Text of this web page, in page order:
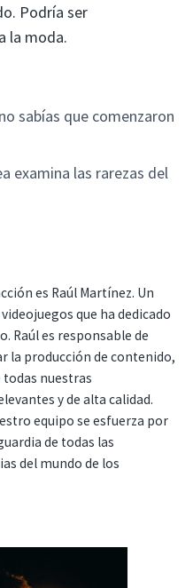
Podría ser
la moda.
sabías que comenzaron
examina las rarezas del
es Raúl Martínez. Un
que ha dedicado
Raúl es responsable de
la producción de contenido,
todas nuestras
y de alta calidad.
equipo se esfuerza por
de todas las
del mundo de los